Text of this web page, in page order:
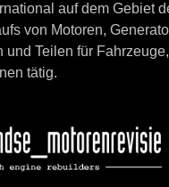
auf dem Gebiet
von Motoren,
und Teilen für
tätig.